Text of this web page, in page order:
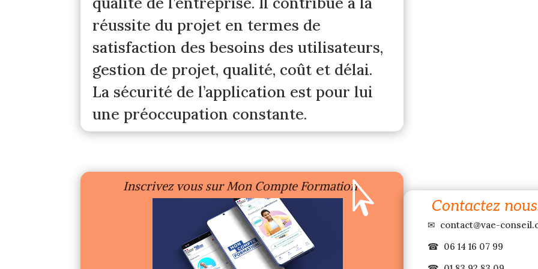
réussite du projet en termes de
satisfaction des besoins des utilisateurs,
gestion de projet, qualité, coût et délai.
La sécurité de l’application est pour lui
une préoccupation constante.
Inscrivez vous sur Mon Compte Formation Contactez
✉ contact@vae-
☎ 06 14 16 07 99